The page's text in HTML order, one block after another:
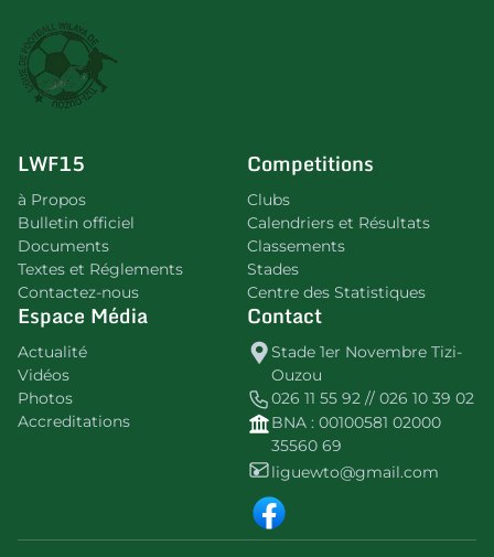
LWF15
à Propos
Bulletin officiel
Documents
Textes et Réglements
Contactez-nous
Competitions
Clubs
Calendriers et Résultats
Classements
Stades
Centre des Statistiques
Espace Média
Actualité
Vidéos
Photos
Accreditations
Contact
Stade 1er Novembre Tizi-
Ouzou
026 11 55 92 // 026 10 39 02
BNA : 00100581 02000
35560 69
liguewto@gmail.com